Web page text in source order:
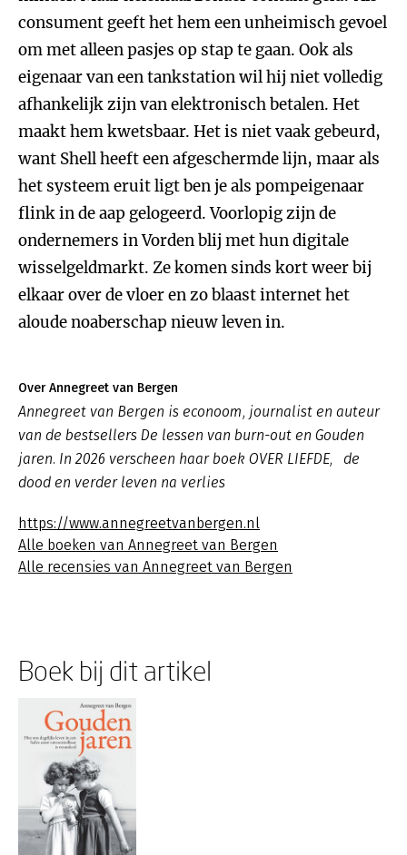
consument geeft het hem een unheimisch gevoel
om met alleen pasjes op stap te gaan. Ook als
eigenaar van een tankstation wil hij niet volledig
afhankelijk zijn van elektronisch betalen. Het
maakt hem kwetsbaar. Het is niet vaak gebeurd,
want Shell heeft een afgeschermde lijn, maar als
het systeem eruit ligt ben je als pompeigenaar
flink in de aap gelogeerd. Voorlopig zijn de
ondernemers in Vorden blij met hun digitale
wisselgeldmarkt. Ze komen sinds kort weer bij
elkaar over de vloer en zo blaast internet het
aloude noaberschap nieuw leven in.
Over Annegreet van Bergen
Annegreet van Bergen is econoom, journalist en auteur
van de bestsellers De lessen van burn-out en Gouden
jaren. In 2026 verscheen haar boek OVER LIEFDE, de
dood en verder leven na verlies
https://www.annegreetvanbergen.nl
Alle boeken van Annegreet van Bergen
Alle recensies van Annegreet van Bergen
Boek bij dit artikel